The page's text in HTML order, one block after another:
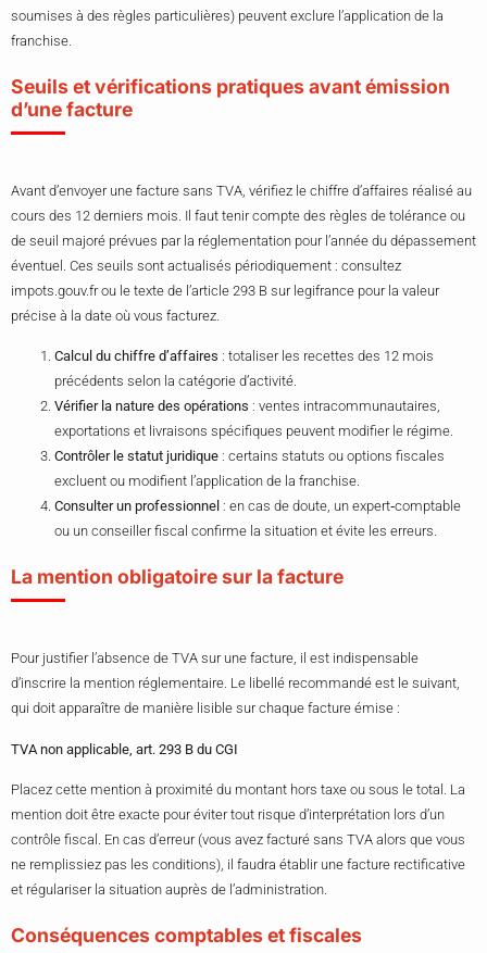
soumises à des règles particulières) peuvent exclure l’application de la
franchise.
Seuils et vérifications pratiques avant émission
d’une facture
Avant d’envoyer une facture sans TVA, vérifiez le chiffre d’affaires réalisé au
cours des 12 derniers mois. Il faut tenir compte des règles de tolérance ou
de seuil majoré prévues par la réglementation pour l’année du dépassement
éventuel. Ces seuils sont actualisés périodiquement : consultez
impots.gouv.fr ou le texte de l’article 293 B sur legifrance pour la valeur
précise à la date où vous facturez.
Calcul du chiffre d’affaires : totaliser les recettes des 12 mois
précédents selon la catégorie d’activité.
Vérifier la nature des opérations : ventes intracommunautaires,
exportations et livraisons spécifiques peuvent modifier le régime.
Contrôler le statut juridique : certains statuts ou options fiscales
excluent ou modifient l’application de la franchise.
Consulter un professionnel : en cas de doute, un expert‑comptable
ou un conseiller fiscal confirme la situation et évite les erreurs.
La mention obligatoire sur la facture
Pour justifier l’absence de TVA sur une facture, il est indispensable
d’inscrire la mention réglementaire. Le libellé recommandé est le suivant,
qui doit apparaître de manière lisible sur chaque facture émise :
TVA non applicable, art. 293 B du CGI
Placez cette mention à proximité du montant hors taxe ou sous le total. La
mention doit être exacte pour éviter tout risque d’interprétation lors d’un
contrôle fiscal. En cas d’erreur (vous avez facturé sans TVA alors que vous
ne remplissiez pas les conditions), il faudra établir une facture rectificative
et régulariser la situation auprès de l’administration.
Conséquences comptables et fiscales